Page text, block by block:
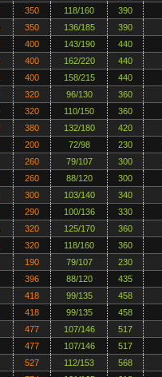
350 118/160
390
350 136/185
390
400 143/190
440
400 162/220
440
400 158/215
440
320 96/130
360
320 110/150
360
380 132/180
420
200 72/98 230
260 79/107 300
260 88/120
300
300 103/140
340
290 100/136 330
320 125/170
360
320 118/160
360
190 79/107 230
396 88/120
435
418 99/135
458
418 99/135
458
477 107/146
517
477 107/146
517
527 112/153
568